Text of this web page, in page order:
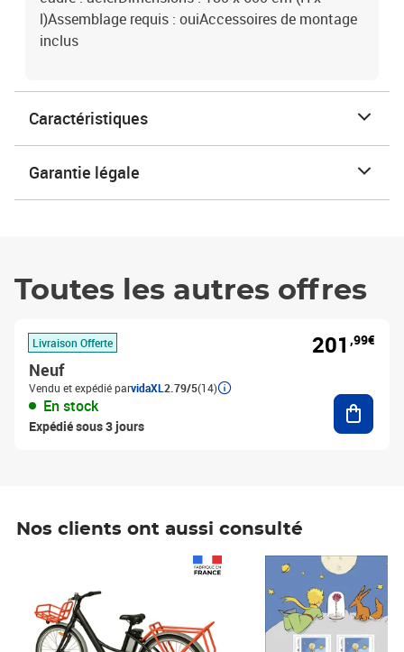
l)Assemblage requis : ouiAccessoires de montage
inclus
Caractéristiques
Garantie légale
Toutes les autres offres
Livraison Offerte
Neuf
Vendu et expédié parvidaXL 2.79/5(14)
En stock
Expédié sous 3 jours
201 ,99€
Nos clients ont aussi consulté
Prix 7,50€